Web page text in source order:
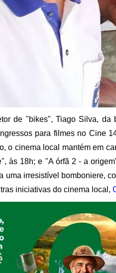
de "bikes", Tiago Silva, da
para filmes no Cine
o cinema local mantém em
às 18h; e "A órfã 2 - a
uma irresistível bomboniere,
iniciativas do cinema local,